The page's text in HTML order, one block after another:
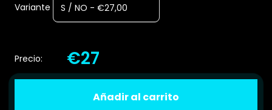
Variante
Precio: €27
Añadir al carrito